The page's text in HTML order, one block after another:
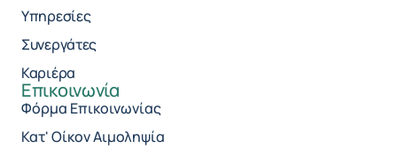
Υπηρεσίες
Συνεργάτες
Καριέρα
Επικοινωνία
Φόρμα Επικοινωνίας
Κατ' Οίκον Αιμοληψία